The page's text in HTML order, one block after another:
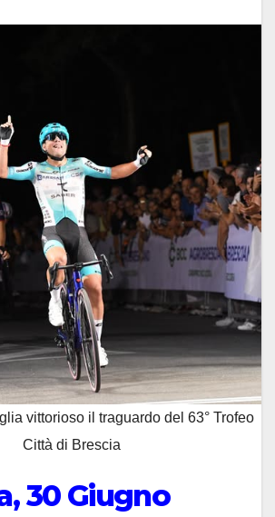
vittorioso il traguardo del 63° Trofeo
Città di Brescia
30 Giugno